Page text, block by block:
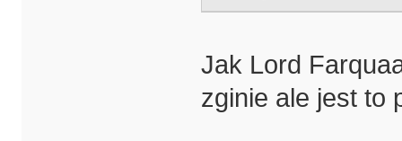
Jak Lord
zginie ale jest to